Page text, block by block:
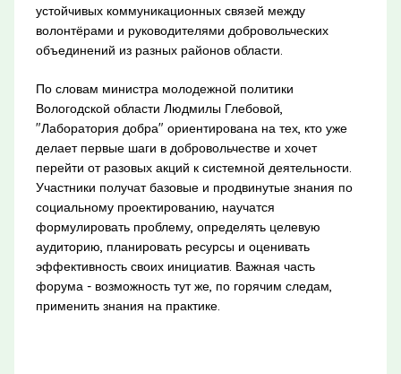
устойчивых коммуникационных связей между
волонтёрами и руководителями добровольческих
объединений из разных районов области.
По словам министра молодежной политики
Вологодской области Людмилы Глебовой,
"Лаборатория добра" ориентирована на тех, кто уже
делает первые шаги в добровольчестве и хочет
перейти от разовых акций к системной деятельности.
Участники получат базовые и продвинутые знания по
социальному проектированию, научатся
формулировать проблему, определять целевую
аудиторию, планировать ресурсы и оценивать
эффективность своих инициатив. Важная часть
форума - возможность тут же, по горячим следам,
применить знания на практике.